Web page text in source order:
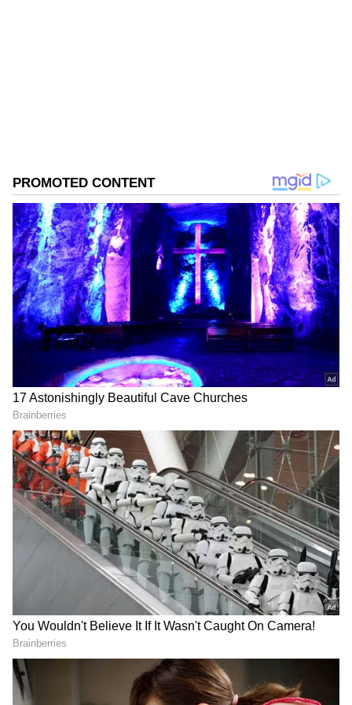
கூட்டு நடவடிக்கைகளை திட்டமிடுதல்
மற்றும் செயல்படுத்துதல் ஆகியவற்றை
DOWNLOAD APP
RECOMMENDED STORIES